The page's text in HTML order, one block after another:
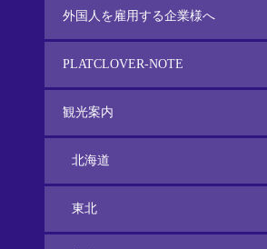
外国人を雇用する企業様へ
PLATCLOVER-NOTE
観光案内
北海道
東北